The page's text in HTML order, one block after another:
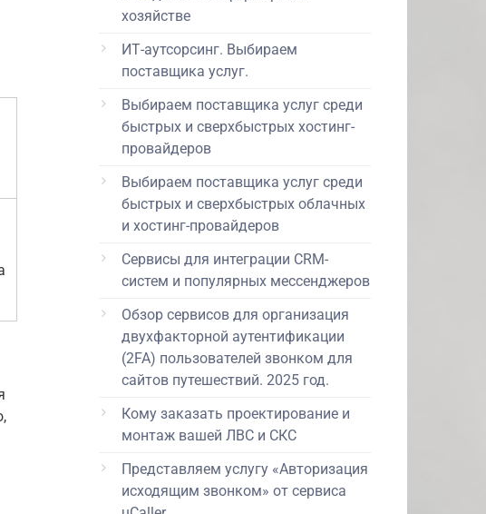
хозяйстве
ИТ-аутсорсинг. Выбираем
поставщика услуг.
Выбираем поставщика услуг среди
быстрых и сверхбыстрых хостинг-
провайдеров
Выбираем поставщика услуг среди
быстрых и сверхбыстрых облачных
и хостинг-провайдеров
Сервисы для интеграции CRM-
систем и популярных мессенджеров
Обзор сервисов для организация
двухфакторной аутентификации
(2FA) пользователей звонком для
сайтов путешествий. 2025 год.
Кому заказать проектирование и
монтаж вашей ЛВС и СКС
Представляем услугу «Авторизация
исходящим звонком» от сервиса